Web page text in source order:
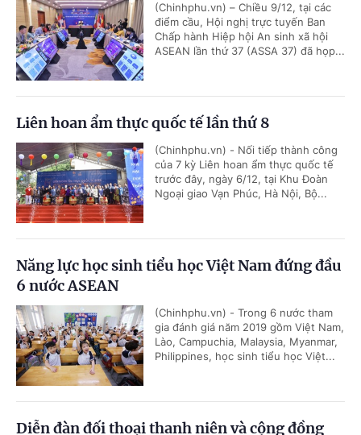
(Chinhphu.vn) – Chiều 9/12, tại các
điểm cầu, Hội nghị trực tuyến Ban
Chấp hành Hiệp hội An sinh xã hội
ASEAN lần thứ 37 (ASSA 37) đã họp...
Liên hoan ẩm thực quốc tế lần thứ 8
(Chinhphu.vn) - Nối tiếp thành công
của 7 kỳ Liên hoan ẩm thực quốc tế
trước đây, ngày 6/12, tại Khu Đoàn
Ngoại giao Vạn Phúc, Hà Nội, Bộ...
Năng lực học sinh tiểu học Việt Nam đứng đầu
6 nước ASEAN
(Chinhphu.vn) - Trong 6 nước tham
gia đánh giá năm 2019 gồm Việt Nam,
Lào, Campuchia, Malaysia, Myanmar,
Philippines, học sinh tiểu học Việt...
Diễn đàn đối thoại thanh niên và cộng đồng